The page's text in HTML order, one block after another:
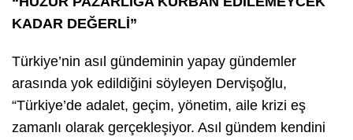
KADAR DEĞERLİ”
Türkiye’nin asıl gündeminin yapay gündemler
arasında yok edildiğini söyleyen Dervişoğlu,
“Türkiye’de adalet, geçim, yönetim, aile krizi eş
zamanlı olarak gerçekleşiyor. Asıl gündem kendini